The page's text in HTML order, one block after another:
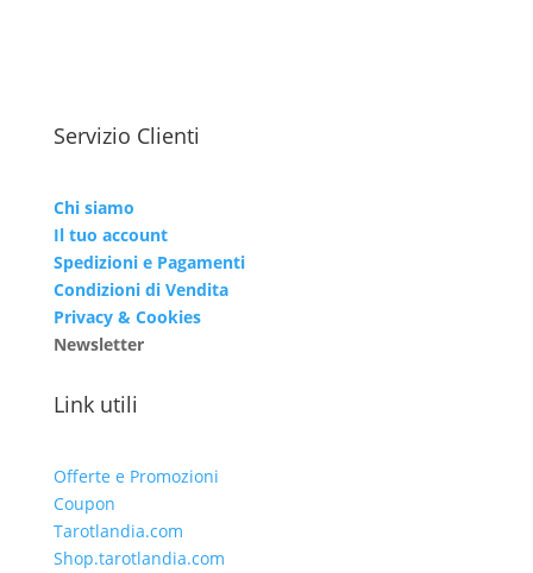
Servizio Clienti
Chi siamo
Il tuo account
Spedizioni e Pagamenti
Condizioni di Vendita
Privacy & Cookies
Newsletter
Link utili
Offerte e Promozioni
Coupon
Tarotlandia.com
Shop.tarotlandia.com